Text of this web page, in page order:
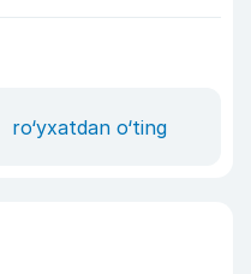
ro‘yxatdan o‘ting